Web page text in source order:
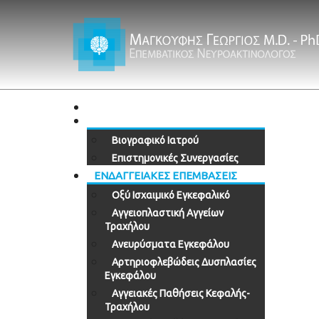
Βιογραφικό Ιατρού
Επιστημονικές Συνεργασίες
ΕΝΔΑΓΓΕΙΑΚΕΣ ΕΠΕΜΒΑΣΕΙΣ
Οξύ Ισχαιμικό Εγκεφαλικό
Αγγειοπλαστική Αγγείων
Τραχήλου
Ανευρύσματα Εγκεφάλου
Αρτηριοφλεβώδεις Δυσπλασίες
Εγκεφάλου
Αγγειακές Παθήσεις Κεφαλής-
Τραχήλου